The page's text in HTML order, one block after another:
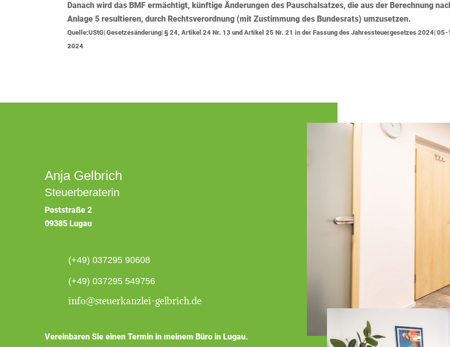
Danach wird das BMF ermächtigt, künftige Änderungen des Pauschalsatzes, die aus der Berechnung
Anlage 5 resultieren, durch Rechtsverordnung (mit Zustimmung des Bundesrats) umzusetzen.
Quelle:UStG| Gesetzesänderung| § 24, Artikel 24 Nr. 13 und Artikel 25 Nr. 21 in der Fassung des Jahressteuergesetzes 2024|
2024
Anja Gelbrich
Steuerberaterin
Poststraße 2
09385 Lugau
(+49) 037295 90608
(+49) 037295 549756
info@steuerkanzlei-gelbrich.de
Vereinbaren Sie einen Termin in meinem Büro in Lugau.